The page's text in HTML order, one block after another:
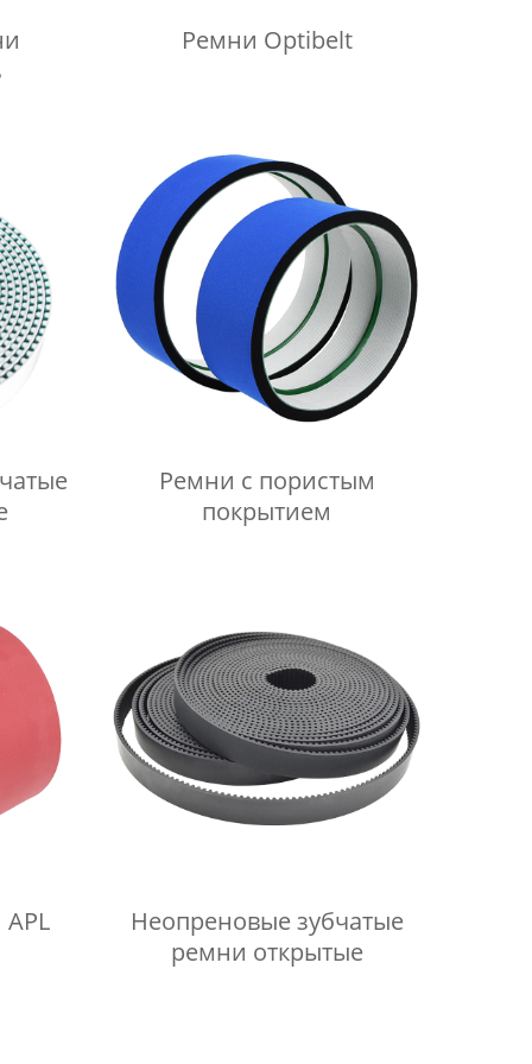
Ремни Optibelt
Ремни с пористым
покрытием
Неопреновые зубчатые
ремни открытые